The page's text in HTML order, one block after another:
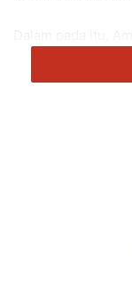
supaya
dengan amanah.
dan
“Kerajaan boleh
di atas kertas